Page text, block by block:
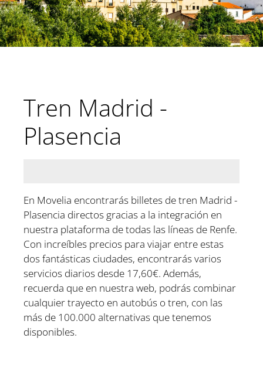
Tren Madrid -
Plasencia
En Movelia encontrarás billetes de tren Madrid -
Plasencia directos gracias a la integración en
nuestra plataforma de todas las líneas de Renfe.
Con increíbles precios para viajar entre estas
dos fantásticas ciudades, encontrarás varios
servicios diarios desde 17,60€. Además,
recuerda que en nuestra web, podrás combinar
cualquier trayecto en autobús o tren, con las
más de 100.000 alternativas que tenemos
disponibles.